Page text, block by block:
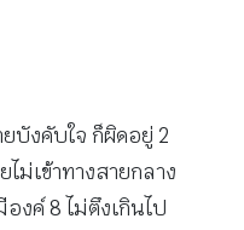
บังคับใจ ก็ผิดอยู่ 2
ม่เข้าทางสายกลาง
งค์ 8 ไม่ตึงเกินไป